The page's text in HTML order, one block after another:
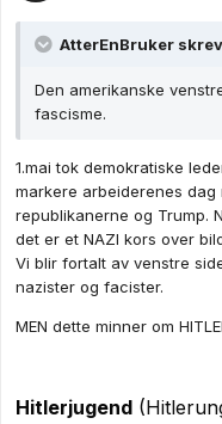
AtterEnBruker
Den amerikanske
fascisme.
1.mai tok demokratiske
markere arbeiderenes
republikanerne og Trump.
det er et NAZI kors over
Vi blir fortalt av venstre
nazister og facister.
MEN dette minner om
Hitlerjugend